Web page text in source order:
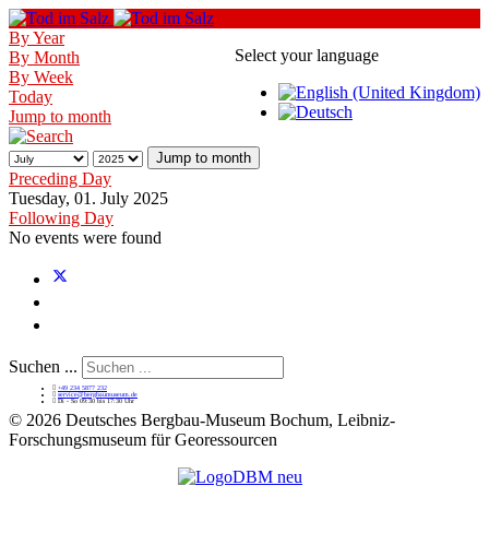
Select your language
By Year
By Month
By Week
Today
Jump to month
Jump to month
Preceding Day
Tuesday, 01. July 2025
Following Day
No events were found
Suchen ...
+49 234 5877 232
service@bergbaumuseum.de
Di - So 09:30 bis 17:30 Uhr
© 2026 Deutsches Bergbau-Museum Bochum, Leibniz-
Forschungsmuseum für Georessourcen